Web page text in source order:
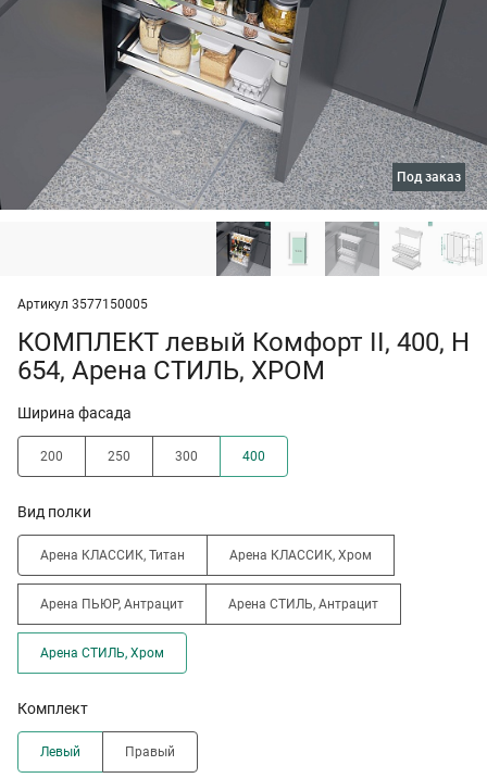
под заказ
Артикул 3577150005
КОМПЛЕКТ левый Комфорт II, 400, H
654, Арена СТИЛЬ, ХРОМ
Ширина фасада
200 250 300 400
Вид полки
Арена КЛАССИК, Титан Арена КЛАССИК, Хром
Арена ПЬЮР, Антрацит Арена СТИЛЬ, Антрацит
Арена СТИЛЬ, Хром
Комплект
Левый Правый